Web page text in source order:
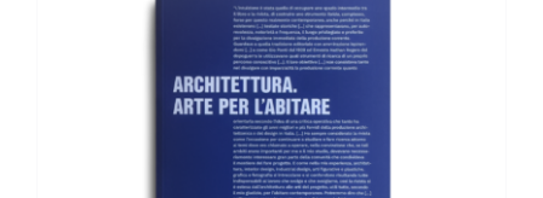
AGGIUNGI AL CARRELLO / DETTAGLI